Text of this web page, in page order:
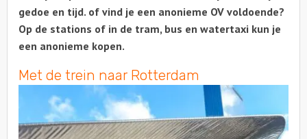
Contact
gedoe en tijd. of vind je een anonieme OV voldoende?
Op de stations of in de tram, bus en watertaxi kun je
een anonieme kopen.
Met de trein naar Rotterdam